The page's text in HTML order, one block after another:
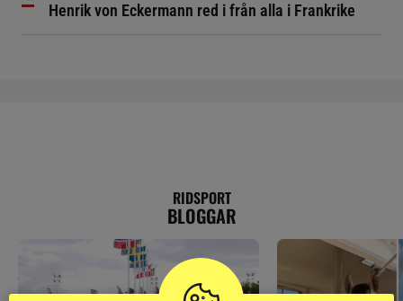
Henrik von Eckermann red i från alla i Frankrike
RIDSPORT
BLOGGAR